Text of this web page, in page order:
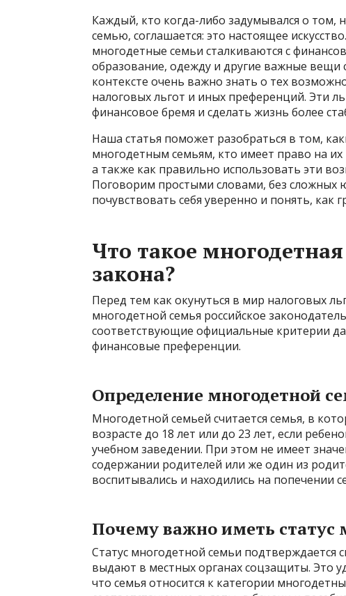
Каждый, кто когда-либо задумывался о том,
семью, соглашается: это настоящее
многодетные семьи сталкиваются с
образование, одежду и другие важные вещи
контексте очень важно знать о тех
налоговых льгот и иных преференций. Эти
финансовое бремя и сделать жизнь более
Наша статья поможет разобраться в том,
многодетным семьям, кто имеет право на
а также как правильно использовать эти
Поговорим простыми словами, без
почувствовать себя уверенно и понять, как
Что такое
закона?
Перед тем как окунуться в мир налоговых
многодетной семья российское
соответствующие официальные критерии
финансовые преференции.
Определение многодетной
Многодетной семьей считается семья, в
возрасте до 18 лет или до 23 лет, если
учебном заведении. При этом не имеет
содержании родителей или же один из
воспитывались и находились на попечении
Почему важно иметь статус
Статус многодетной семьи
выдают в местных органах соцзащиты. Это
что семья относится к категории